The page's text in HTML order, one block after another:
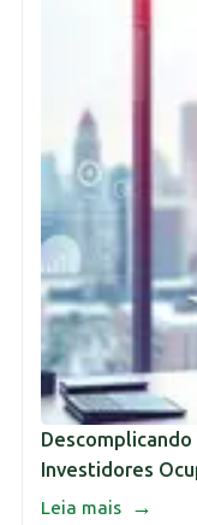
Investidores
Leia mais →